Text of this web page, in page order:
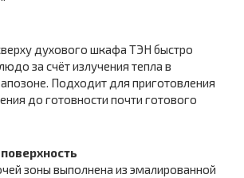
духового шкафа ТЭН быстро
за счёт излучения тепла в
Подходит для приготовления
до готовности почти готового
зоны выполнена из эмалированной